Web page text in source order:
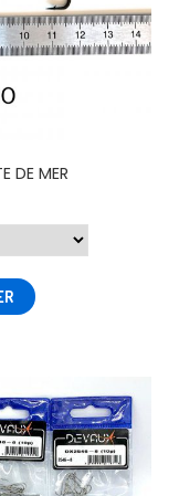
DE MER